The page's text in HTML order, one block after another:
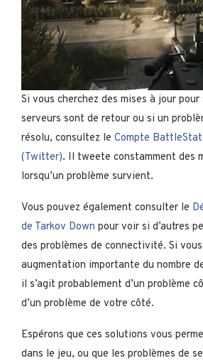
Si vous cherchez des mises à jour
serveurs sont de retour ou si un
résolu, consultez le Compte
(Twitter). Il tweete constamment des
lorsqu’un problème survient.
Vous pouvez également consulter le
de Tarkov Down pour voir si d’autres
des problèmes de connectivité. Si
augmentation importante du nombre
il s’agit probablement d’un problème
d’un problème de votre côté.
Espérons que ces solutions vous
dans le jeu, ou que les problèmes de